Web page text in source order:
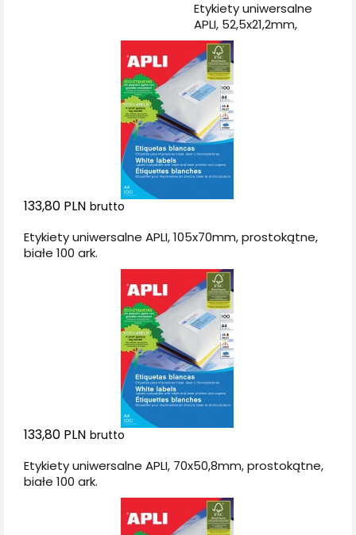
Etykiety uniwersalne
APLI, 52,5x21,2mm,
prostokątne, białe 100
ark.
133,80 PLN brutto
Etykiety uniwersalne APLI, 105x70mm, prostokątne,
białe 100 ark.
133,80 PLN brutto
Etykiety uniwersalne APLI, 70x50,8mm, prostokątne,
białe 100 ark.